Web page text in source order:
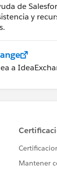
de
y
a